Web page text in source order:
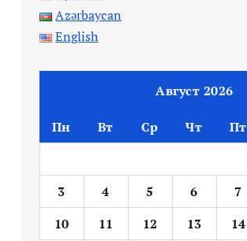
Azərbaycan
English
Август 2026
Пн Вт Ср Чт Пт
3
4 5 6 7
10
11 12 13 14